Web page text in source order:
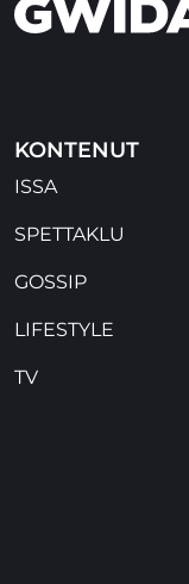
KONTENUT
ISSA
SPETTAKLU
GOSSIP
LIFESTYLE
TV